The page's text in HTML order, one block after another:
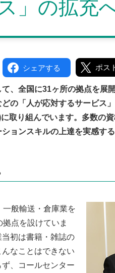
」の拡充
シェアする ポス
、全国に31ヶ所の拠点を展
の「人が応対するサービス」
取り組んでいます。多数の
ョンスキルの上達を実感する
般輸送・倉庫業を
点を設けていま
初は書籍・雑誌の
なことはできない
、コールセンター